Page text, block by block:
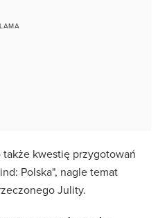
kwestię przygotowań
Polska", nagle temat
Julity.